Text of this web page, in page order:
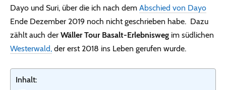
Dayo und Suri, über die ich nach dem Abschied von Dayo
Ende Dezember 2019 noch nicht geschrieben habe. Dazu
zählt auch der Wäller Tour Basalt-Erlebnisweg im südlichen
Westerwald, der erst 2018 ins Leben gerufen wurde.
Inhalt: